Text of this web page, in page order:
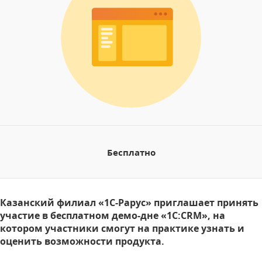
Бесплатно
Казанский филиал «1С-Рарус» приглашает принять
участие в бесплатном демо-дне «1С:CRM», на
котором участники смогут на практике узнать и
оценить возможности продукта.